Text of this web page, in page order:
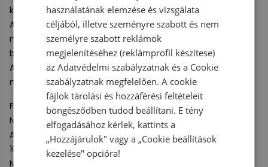
készült a kényelem és a tartósság érdekében.
A könnyűEVAhabszivacs középtalp biztosítja a kényelmet,
míg a halszálkás mintázatú külső talp kiváló tapadást
biztosít.
A New Balance U471 sorozatú tornacipő egy egyszerű,
mégis modern életmód cipő.
Felelős szervezet:
New Balance Europe BV
A-Factorij, Pilotenstraat 35 – 45
1059 CH Amsterdam
Netherlands
használatának elemzése és vizsgálata
céljából, illetve szeményre szabott és nem
személyre szabott reklámok
megjelenítéséhez (reklámprofil készítese)
azAdatvédelmi szabályzatnak és a Cookie
szabályzatnak megfelelően. A cookie
fájlok tárolási és hozzáférési feltételeit
böngésződben tudod beállítani. E tény
elfogadásához kérlek, kattints a
„Hozzájárulok" vagy a „Cookie beállítások
kezelése" opcióra!